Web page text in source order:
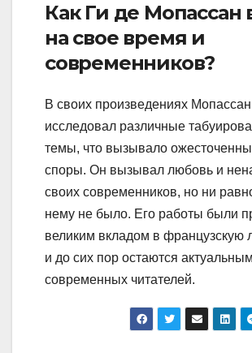
Как Ги де Мопассан
на свое время и
современников?
В своих произведениях
исследовал различные
темы, что вызывало
споры. Он вызывал любовь и
своих современников, но ни
нему не было. Его работы были
великим вкладом в французскую
и до сих пор остаются
современных читателей.